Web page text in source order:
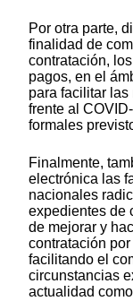
Por otra parte,
finalidad de
contratación,
pagos, en el
para facilitar
frente al
formales
Finalmente,
electrónica las
nacionales
expedientes de
de mejorar y
contratación
facilitando el
circunstancias
actualidad